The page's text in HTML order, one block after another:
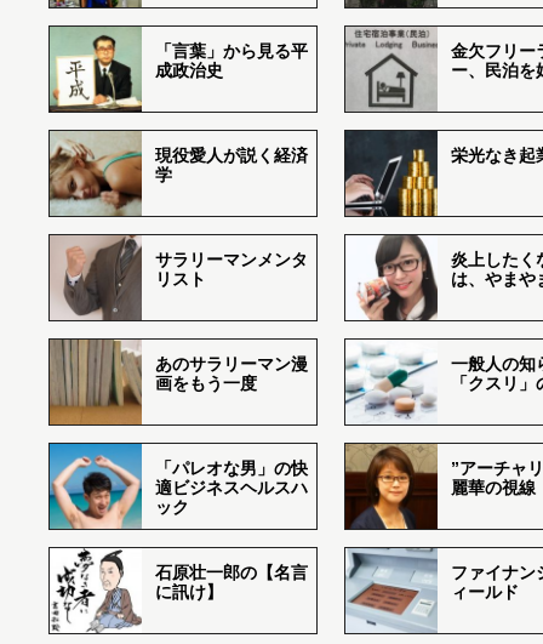
「言葉」から見る平
成政治史
金欠フリー
ー、民泊を
現役愛人が説く経済
学
栄光なき起
サラリーマンメンタ
リスト
炎上したく
は、やまや
あのサラリーマン漫
画をもう一度
一般人の知
「クスリ
「パレオな男」の快
適ビジネスヘルスハ
ック
”アーチャ
麗華の視線
石原壮一郎の【名言
に訊け】
ファイナン
ィールド